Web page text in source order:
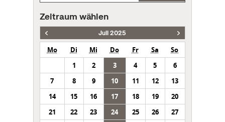
Zeitraum wählen
Juli 2025
Mo Di Mi Do Fr Sa
So
1
2 3 4 5
6
7
8 9 10 11 12
13
14
15 16 17 18 19
20
21
22 23 24 25 26
27